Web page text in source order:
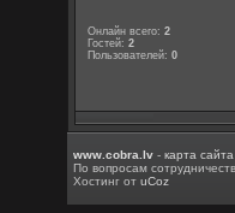
Онлайн всего:2
Гостей:2
Пользователей:0
www.cobra.lv -карта сайта
По вопросам
Хостинг отuCoz